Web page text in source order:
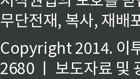
무단전재, 복사, 재배
Copyright 2014. 이
2680 ㅣ 보도자료